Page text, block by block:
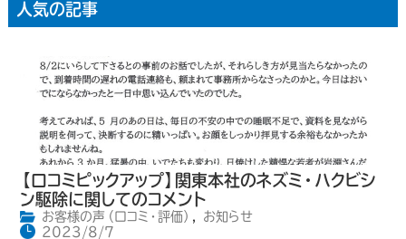
人気の記事
【口コミピックアップ】関東本社のネズミ・ハクビシ
ン駆除に関してのコメント
お客様の声（口コミ・評価） ,
お知らせ
2023/8/7